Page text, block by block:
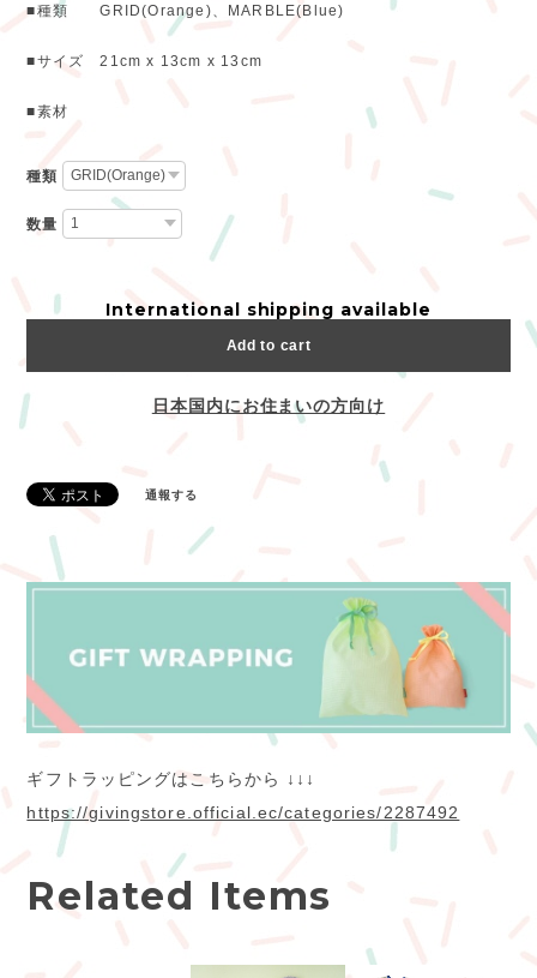
■種類 GRID(Orange)、MARBLE(Blue)
■サイズ 21cm x 13cm x 13cm
■素材
種類
数量
International shipping available
Add to cart
日本国内にお住まいの方向け
通報する
ギフトラッピングはこちらから ↓↓↓
https://givingstore.official.ec/categories/2287492
Related Items